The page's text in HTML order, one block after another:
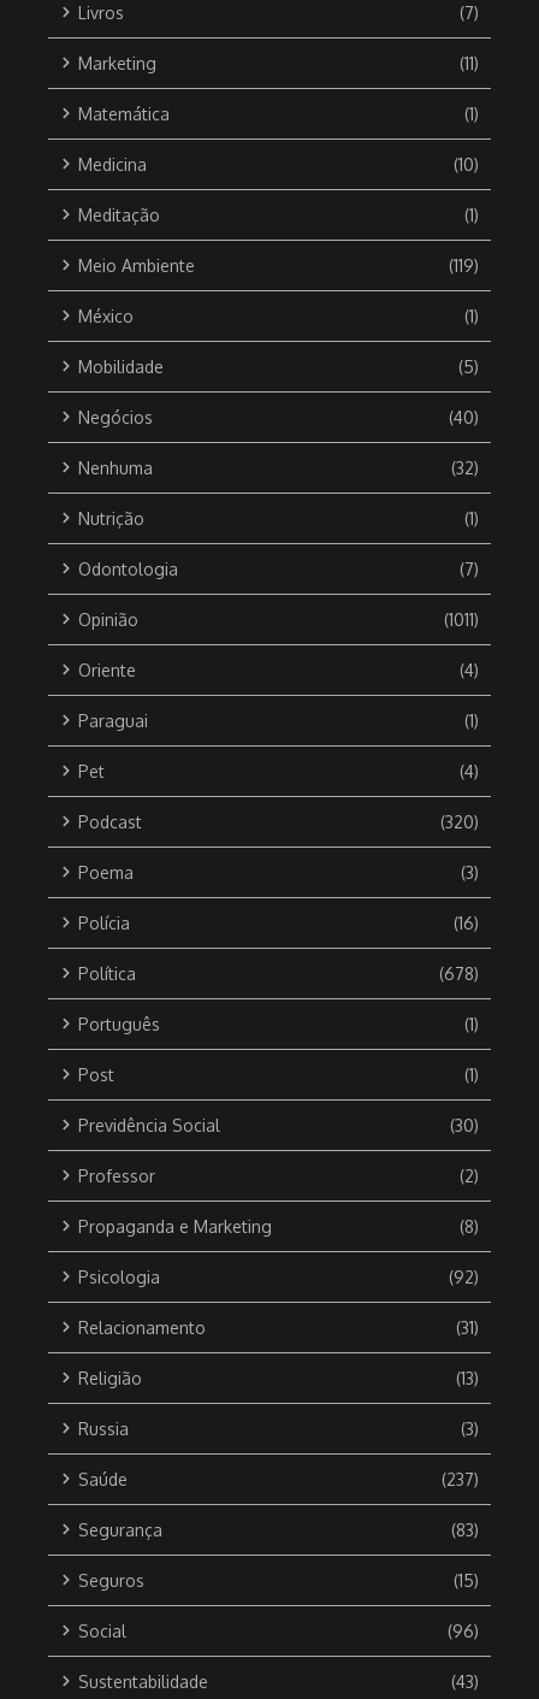
Livros (7)
Marketing (11)
Matemática (1)
Medicina (10)
Meditação (1)
Meio Ambiente (119)
México (1)
Mobilidade (5)
Negócios (40)
Nenhuma (32)
Nutrição (1)
Odontologia (7)
Opinião (1011)
Oriente (4)
Paraguai (1)
Pet (4)
Podcast (320)
Poema (3)
Polícia (16)
Política (678)
Português (1)
Post (1)
Previdência Social (30)
Professor (2)
Propaganda e Marketing (8)
Psicologia (92)
Relacionamento (31)
Religião (13)
Russia (3)
Saúde (237)
Segurança (83)
Seguros (15)
Social (96)
Sustentabilidade (43)